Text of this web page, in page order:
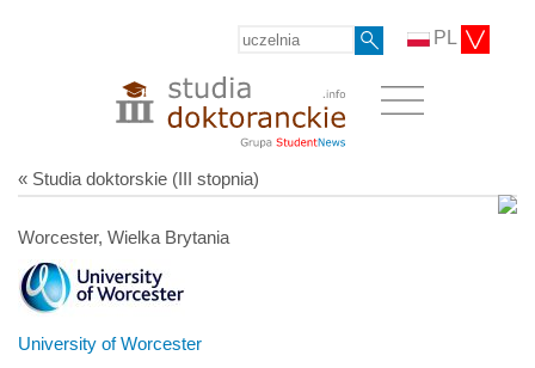
PL
« Studia doktorskie (III stopnia)
Worcester, Wielka Brytania
University of Worcester